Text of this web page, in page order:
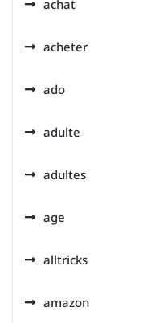
achat
acheter
ado
adulte
adultes
age
alltricks
amazon